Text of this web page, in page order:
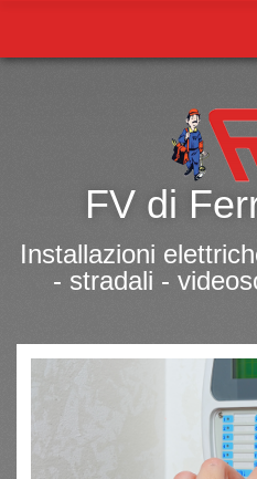
FV di
Installazioni
- stradali -